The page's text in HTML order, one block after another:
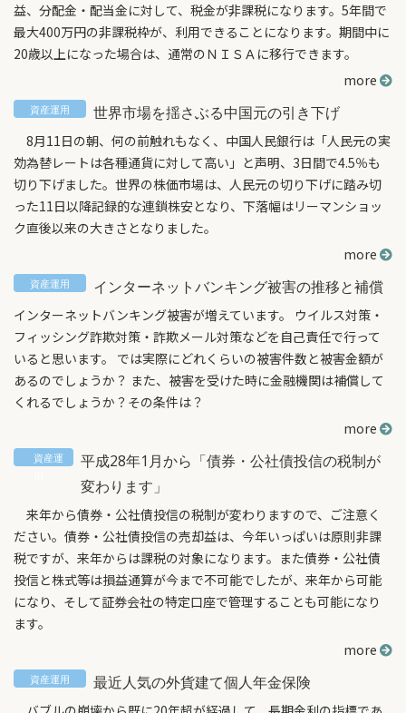
益、分配金・配当金に対して、税金が非課税になります。5年間で
最大400万円の非課税枠が、利用できることになります。期間中に
20歳以上になった場合は、通常のＮＩＳＡに移行できます。
more
世界市場を揺さぶる中国元の引き下げ
8月11日の朝、何の前触れもなく、中国人民銀行は「人民元の実
効為替レートは各種通貨に対して高い」と声明、3日間で4.5％も
切り下げました。世界の株価市場は、人民元の切り下げに踏み切
った11日以降記録的な連鎖株安となり、下落幅はリーマンショッ
ク直後以来の大きさとなりました。
more
インターネットバンキング被害の推移と補償
インターネットバンキング被害が増えています。 ウイルス対策・
フィッシング詐欺対策・詐欺メール対策などを自己責任で行って
いると思います。 では実際にどれくらいの被害件数と被害金額が
あるのでしょうか？ また、被害を受けた時に金融機関は補償して
くれるでしょうか？その条件は？
more
平成28年1月から「債券・公社債投信の税制が
変わります」
来年から債券・公社債投信の税制が変わりますので、ご注意く
ださい。債券・公社債投信の売却益は、今年いっぱいは原則非課
税ですが、来年からは課税の対象になります。また債券・公社債
投信と株式等は損益通算が今まで不可能でしたが、来年から可能
になり、そして証券会社の特定口座で管理することも可能になり
ます。
more
最近人気の外貨建て個人年金保険